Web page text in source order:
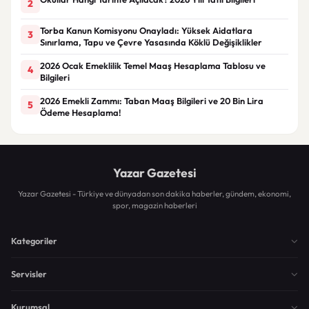
2
3
Torba Kanun Komisyonu Onayladı: Yüksek Aidatlara
Sınırlama, Tapu ve Çevre Yasasında Köklü Değişiklikler
4
2026 Ocak Emeklilik Temel Maaş Hesaplama Tablosu ve
Bilgileri
5
2026 Emekli Zammı: Taban Maaş Bilgileri ve 20 Bin Lira
Ödeme Hesaplama!
Yazar Gazetesi
Yazar Gazetesi - Türkiye ve dünyadan son dakika haberler, gündem, ekonomi,
spor, magazin haberleri
Kategoriler
Servisler
Kurumsal